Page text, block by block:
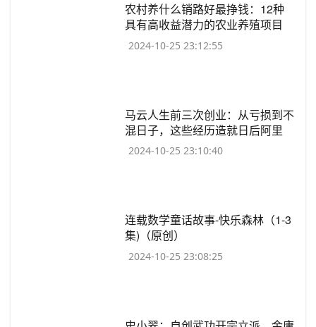
​农村养什么销路好最挣钱：12种
具有高收益潜力的农业养殖项目
2024-10-25 23:12:55
​马云人生前三次创业：从亏损到不
混日子，这些经历造就日后阿里
2024-10-25 23:10:40
​连载数学童话故事-快乐森林（1-3
集)（原创）
2024-10-25 23:08:25